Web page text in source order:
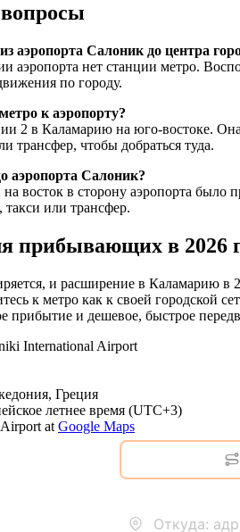
аэропорта Салоник до центра
аэропорта нет станции метро.
по городу.
к аэропорту?
2 в Каламарию на юго-востоке. Она
трансфер, чтобы добраться туда.
аэропорта Салоник?
восток в сторону аэропорта было
такси или трансфер.
прибывающих в 2026
и расширение в Каламарию в
к метро как к своей
прибытие и дешевое, быстрое
International Airport
Греция
летнее время (UTC+3)
at Google Maps